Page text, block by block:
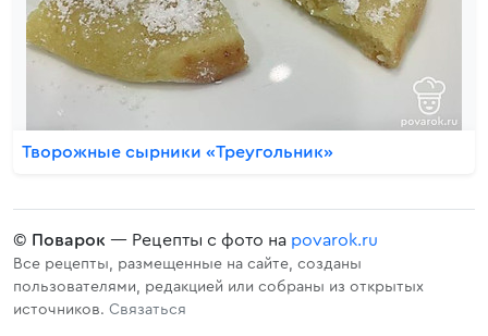
Творожные сырники «Треугольник»
© Поварок — Рецепты с фото на povarok.ru
Все рецепты, размещенные на сайте, созданы
пользователями, редакцией или собраны из открытых
источников. Связаться